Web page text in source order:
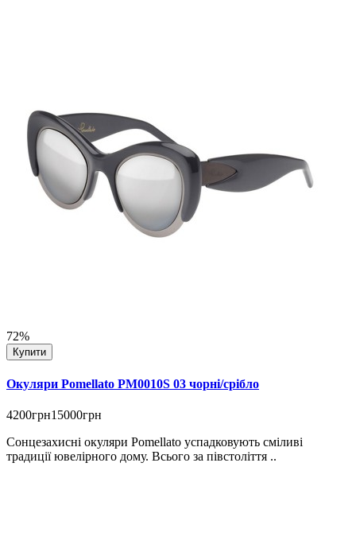
72%
Купити
Окуляри Pomellato PM0010S 03 чорні/срібло
4200грн15000грн
Сонцезахисні окуляри Pomellato успадковують сміливі
традиції ювелірного дому. Всього за півстоліття ..